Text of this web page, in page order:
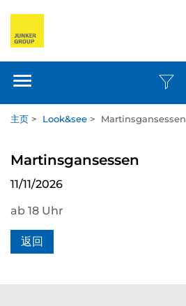
主页 > Look&see > Martinsgansessen
Martinsgansessen
11/11/2026
ab 18 Uhr
返回